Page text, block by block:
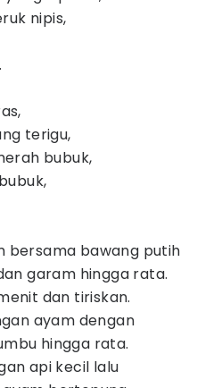
nipis,
terigu,
bubuk,
bersama bawang putih
garam hingga rata.
dan tiriskan.
ayam dengan
hingga rata.
api kecil lalu